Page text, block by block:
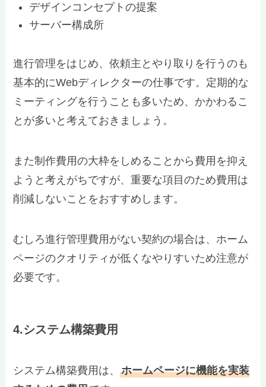
デザインコンセプトの提案
サーバー構成所
進行管理をはじめ、依頼主とやり取りを行うのも
基本的にWebディレクターの仕事です。定期的な
ミーティングを行うことも多いため、かかわるこ
とが多いと考えておきましょう。
また制作費用の大枠をしめることから費用を抑え
ようと考えがちですが、重要な項目のため費用は
削減しないことをおすすめします。
むしろ進行管理費用がない契約の場合は、ホーム
ページのクオリティが低くなやりすいため注意が
必要です。
4.システム構築費用
システム構築費用は、ホームページに機能を実装